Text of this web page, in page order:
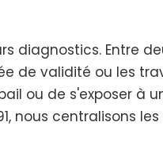
diagnostics. Entre
de validité ou les
ou de s'exposer à
nous centralisons